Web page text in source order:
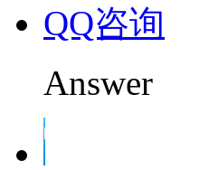
QQ咨询
Answer